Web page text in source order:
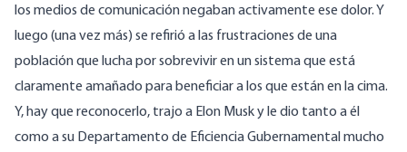
los medios de comunicación negaban activamente ese dolor. Y
luego (una vez más) se refirió a las frustraciones de una
población que lucha por sobrevivir en un sistema que está
claramente amañado para beneficiar a los que están en la cima.
Y, hay que reconocerlo, trajo a Elon Musk y le dio tanto a él
como a su Departamento de Eficiencia Gubernamental mucho